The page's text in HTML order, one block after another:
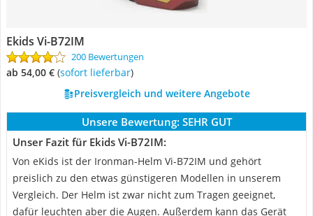
Ekids Vi-B72IM
200 Bewertungen
ab 54,00 € ( Sofort lieferbar)
Preisvergleich und weitere Angebote
Unsere Bewertung: SEHR GUT
Unser Fazit für Ekids Vi-B72IM:
Von eKids ist der Ironman-Helm Vi-B72IM und gehört
preislich zu den etwas günstigeren Modellen in unserem
Vergleich. Der Helm ist zwar nicht zum Tragen geeignet,
dafür leuchten aber die Augen. Außerdem kann das Gerät